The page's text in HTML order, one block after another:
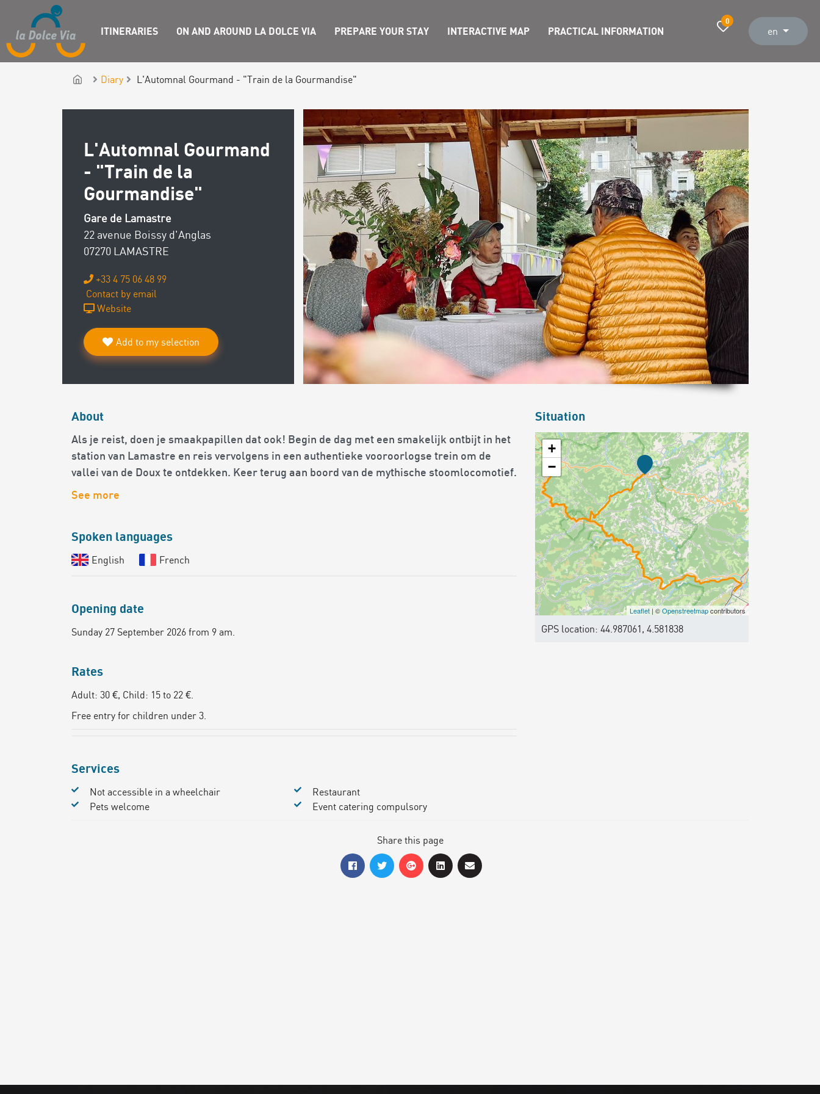
ITINERARIES ON AND AROUND LA DOLCE VIA PREPARE YOUR STAY INTERACTIVE MAP PRACTICAL INFORMATION
0
en
Diary L'Automnal Gourmand - "Train de la Gourmandise"
L'Automnal Gourmand
- "Train de la
Gourmandise"
Gare de Lamastre
22 avenue Boissy d'Anglas
07270 LAMASTRE
+33 4 75 06 48 99
Contact by email
Website
Add to my selection
About
Als je reist, doen je smaakpapillen dat ook! Begin de dag met een smakelijk ontbijt in het
station van Lamastre en reis vervolgens in een authentieke vooroorlogse trein om de
vallei van de Doux te ontdekken. Keer terug aan boord van de mythische stoomlocomotief.
See more
Spoken languages
English French
Opening date
Sunday 27 September 2026 from 9 am.
Rates
Adult: 30 €, Child: 15 to 22 €.
Free entry for children under 3.
Services
Not accessible in a wheelchair
Restaurant
Pets welcome
Event catering compulsory
Situation
+
−
Leaflet| ©Openstreetmapcontributors
GPS location: 44.987061, 4.581838
Share this page